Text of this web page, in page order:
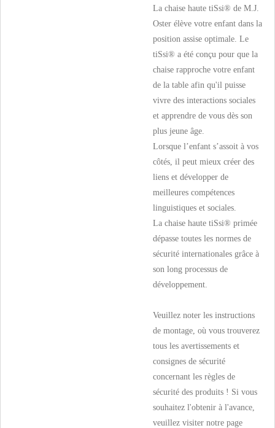
La chaise haute tiSsi® de M.J.
Oster élève votre enfant dans la
position assise optimale. Le
tiSsi® a été conçu pour que la
chaise rapproche votre enfant
de la table afin qu'il puisse
vivre des interactions sociales
et apprendre de vous dès son
plus jeune âge.
Lorsque l’enfant s’assoit à vos
côtés, il peut mieux créer des
liens et développer de
meilleures compétences
linguistiques et sociales.
La chaise haute tiSsi® primée
dépasse toutes les normes de
sécurité internationales grâce à
son long processus de
développement.
Veuillez noter les instructions
de montage, où vous trouverez
tous les avertissements et
consignes de sécurité
concernant les règles de
sécurité des produits ! Si vous
souhaitez l'obtenir à l'avance,
veuillez visiter notre page